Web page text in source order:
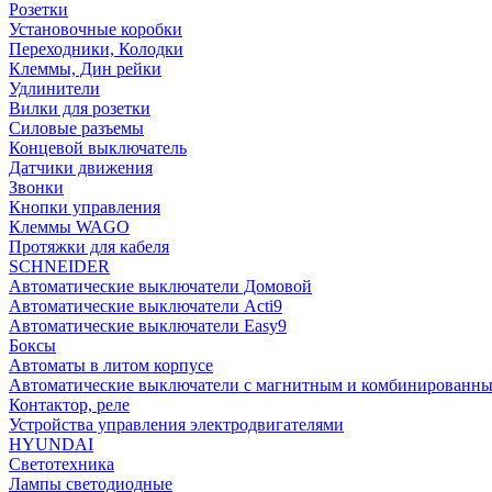
Розетки
Установочные коробки
Переходники, Колодки
Клеммы, Дин рейки
Удлинители
Вилки для розетки
Силовые разъемы
Концевой выключатель
Датчики движения
Звонки
Кнопки управления
Клеммы WAGO
Протяжки для кабеля
SCHNEIDER
Автоматические выключатели Домовой
Автоматические выключатели Acti9
Автоматические выключатели Easy9
Боксы
Автоматы в литом корпусе
Автоматические выключатели с магнитным и
Контактор, реле
Устройства управления электродвигателями
HYUNDAI
Светотехника
Лампы светодиодные